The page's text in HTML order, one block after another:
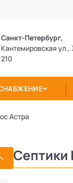
Санкт-Петербург,
Кантемировская ул.,
210
Астра
Септики